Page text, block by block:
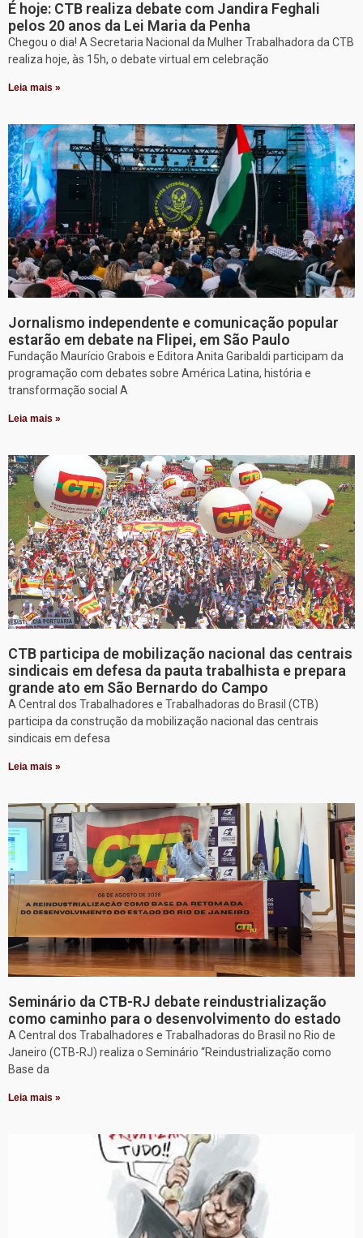
É hoje: CTB realiza debate com Jandira Feghali
pelos 20 anos da Lei Maria da Penha
Chegou o dia! A Secretaria Nacional da Mulher Trabalhadora da CTB
realiza hoje, às 15h, o debate virtual em celebração
Leia mais »
Jornalismo independente e comunicação popular
estarão em debate na Flipei, em São Paulo
Fundação Maurício Grabois e Editora Anita Garibaldi participam da
programação com debates sobre América Latina, história e
transformação social A
Leia mais »
CTB participa de mobilização nacional das centrais
sindicais em defesa da pauta trabalhista e prepara
grande ato em São Bernardo do Campo
A Central dos Trabalhadores e Trabalhadoras do Brasil (CTB)
participa da construção da mobilização nacional das centrais
sindicais em defesa
Leia mais »
Seminário da CTB-RJ debate reindustrialização
como caminho para o desenvolvimento do estado
A Central dos Trabalhadores e Trabalhadoras do Brasil no Rio de
Janeiro (CTB-RJ) realiza o Seminário “Reindustrialização como
Base da
Leia mais »